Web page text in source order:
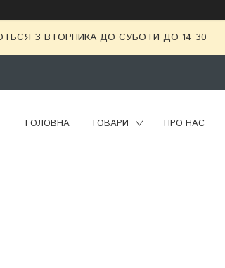
З ВТОРНИКА ДО СУБОТИ ДО 14 30
ГОЛОВНА ТОВАРИ ПРО НАС